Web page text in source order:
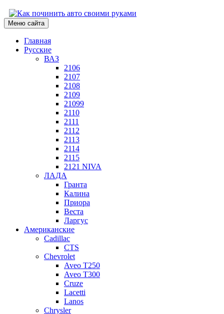
Меню сайта
Главная
Русские
ВАЗ
2106
2107
2108
2109
21099
2110
2111
2112
2113
2114
2115
2121 NIVA
ЛАДА
Гранта
Калина
Приора
Веста
Ларгус
Американские
Cadillac
CTS
Chevrolet
Aveo Т250
Aveo T300
Cruze
Lacetti
Lanos
Chrysler